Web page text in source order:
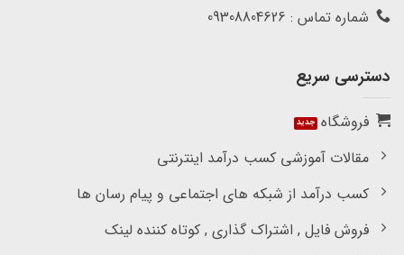
شماره تماس : 09308804626
دسترسی سریع
فروشگاه
مقالات آموزشی کسب درآمد اینترنتی
کسب درآمد از شبکه های اجتماعی و پیام رسان ها
فروش فایل , اشتراک گذاری , کوتاه کننده لینک